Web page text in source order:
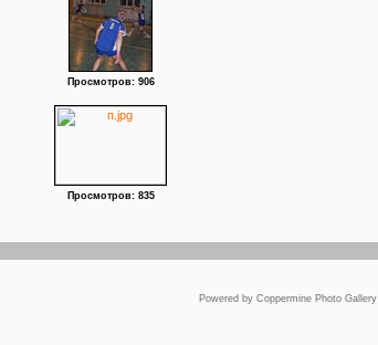
Просмотров: 906
Просмотров: 835
Powered by Coppermine Photo Gallery